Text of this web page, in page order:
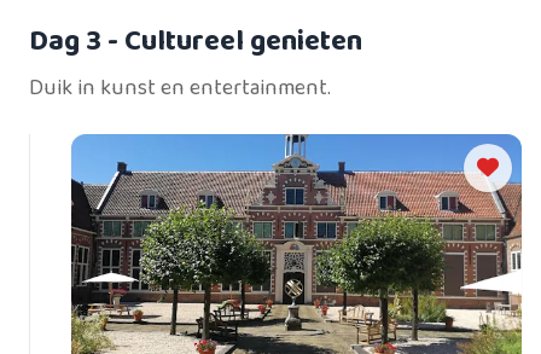
Dag 3- Cultureel genieten
Duik in kunst en entertainment.